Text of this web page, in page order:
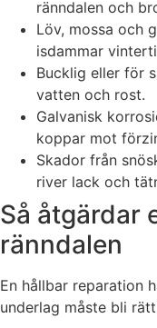
ränndalen och
Löv, mossa och
isdammar
Bucklig eller för
vatten och rost.
Galvanisk
koppar mot
Skador från
river lack och
Så åtgärdar
ränndalen
En hållbar reparation
underlag måste bli